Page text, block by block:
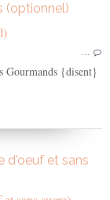
(optionnel)
…
Gourmands {disent}
d'oeuf et sans